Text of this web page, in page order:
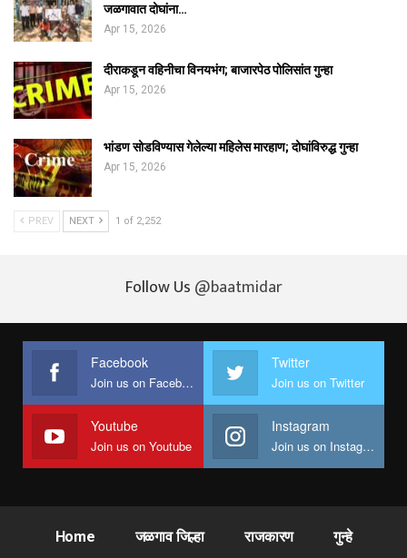
जळगावात दोघांना…
Apr 15, 2026
दीराकडून वहिनीचा विनयभंग; बाजारपेठ पोलिसांत गुन्हा
Apr 15, 2026
भांडण सोडविण्यास गेलेल्या महिलेस मारहाण; दोघांविरुद्ध गुन्हा
Apr 15, 2026
PREV NEXT 1 of 2,252
Follow Us @baatmidar
Facebook
Join us on Facebook
Twitter
Join us on Twitter
Youtube
Join us on Youtube
Instagram
Join us on Instagram
Home जळगाव जिल्हा राजकारण गुन्हे